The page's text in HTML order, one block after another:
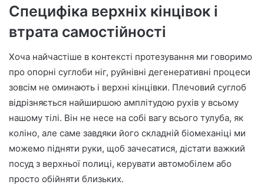
Специфіка верхніх кінцівок і
втрата самостійності
Хоча найчастіше в контексті протезування ми говоримо
про опорні суглоби ніг, руйнівні дегенеративні процеси
зовсім не оминають і верхні кінцівки. Плечовий суглоб
відрізняється найширшою амплітудою рухів у всьому
нашому тілі. Він не несе на собі вагу всього тулуба, як
коліно, але саме завдяки його складній біомеханіці ми
можемо підняти руки, щоб зачесатися, дістати важкий
посуд з верхньої полиці, керувати автомобілем або
просто обійняти близьких.